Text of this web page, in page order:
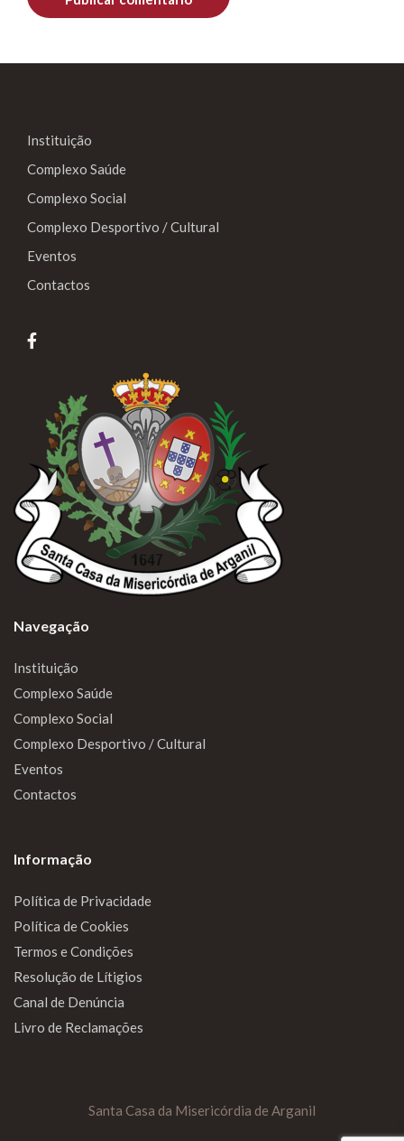
Instituição
Complexo Saúde
Complexo Social
Complexo Desportivo / Cultural
Eventos
Contactos
Navegação
Instituição
Complexo Saúde
Complexo Social
Complexo Desportivo / Cultural
Eventos
Contactos
Informação
Política de Privacidade
Política de Cookies
Termos e Condições
Resolução de Lítigios
Canal de Denúncia
Livro de Reclamações
Santa Casa da Misericórdia de Arganil